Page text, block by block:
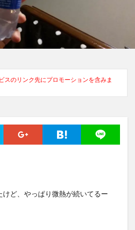
のリンク先にプロモーションを含みま
ど、やっぱり微熱が続いてるー